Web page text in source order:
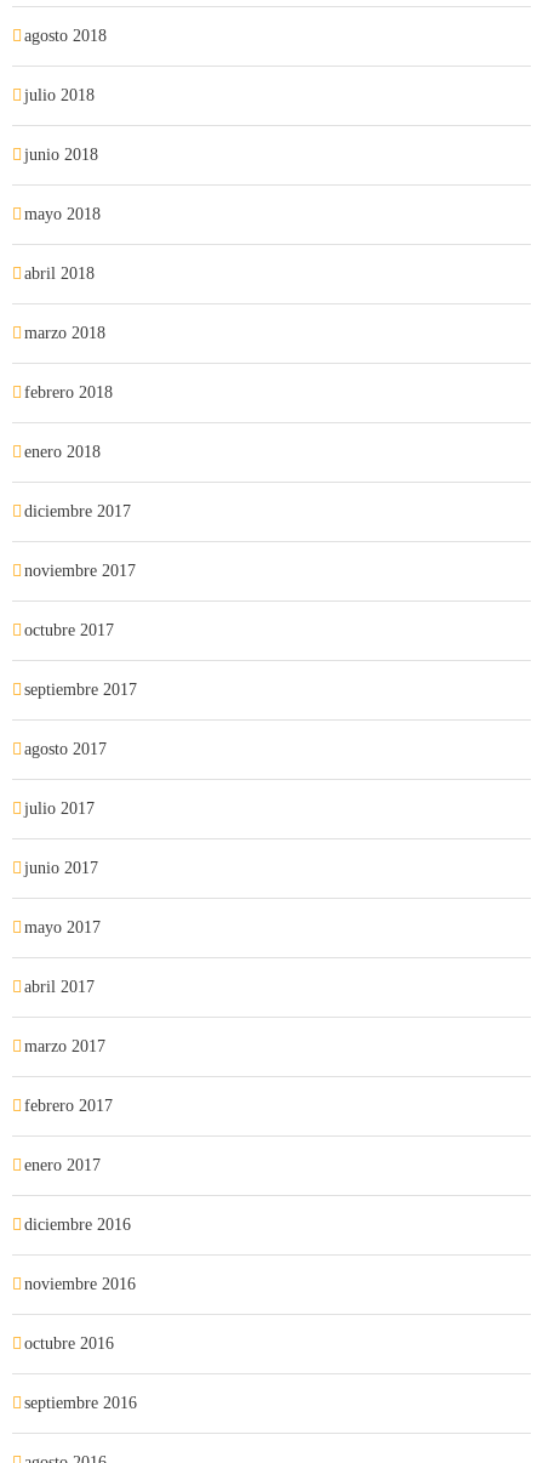
agosto 2018
julio 2018
junio 2018
mayo 2018
abril 2018
marzo 2018
febrero 2018
enero 2018
diciembre 2017
noviembre 2017
octubre 2017
septiembre 2017
agosto 2017
julio 2017
junio 2017
mayo 2017
abril 2017
marzo 2017
febrero 2017
enero 2017
diciembre 2016
noviembre 2016
octubre 2016
septiembre 2016